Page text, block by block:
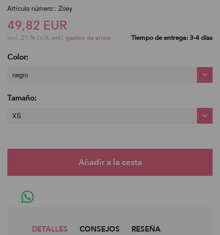
Artículo número:: Zoey
49,82 EUR
incl. 21 % I.V.A. exkl. gastos de envio Tiempo de entrega: 3-4 días
Color:
negro
Tamaño:
XS
DETALLES CONSEJOS RESEÑA